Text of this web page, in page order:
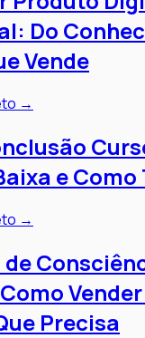
Do
Vende
→
e
→
de
Precisa